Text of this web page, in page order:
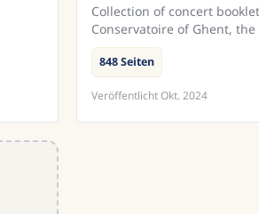
Collection of concert
Conservatoire of Ghent, the
Zoology Antwepen
Conservatoire of Antwerp
848 Seiten
VeröffentlichtOkt. 2024